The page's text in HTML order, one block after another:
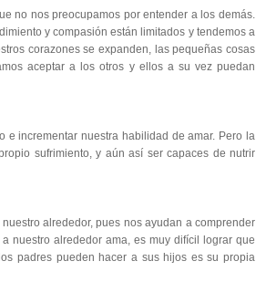
no nos preocupamos por entender a los demás.
y compasión están limitados y tendemos a
corazones se expanden, las pequeñas cosas
aceptar a los otros y ellos a su vez puedan
e incrementar nuestra habilidad de amar. Pero la
sufrimiento, y aún así ser capaces de nutrir
alrededor, pues nos ayudan a comprender
nuestro alrededor ama, es muy difícil lograr que
padres pueden hacer a sus hijos es su propia